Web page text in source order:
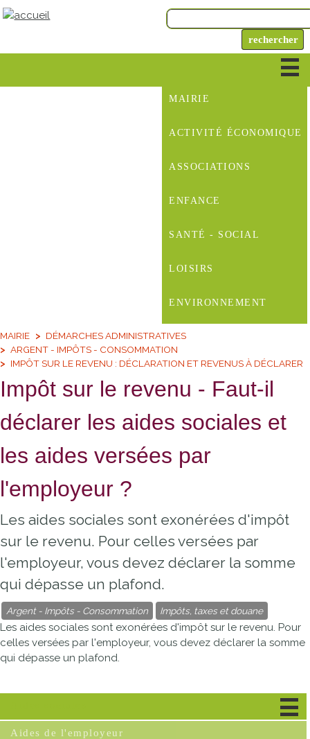
MAIRIE
ACTIVITÉ ÉCONOMIQUE
ASSOCIATIONS
ENFANCE
SANTÉ - SOCIAL
LOISIRS
ENVIRONNEMENT
MAIRIE
DÉMARCHES ADMINISTRATIVES
ARGENT - IMPÔTS - CONSOMMATION
IMPÔT SUR LE REVENU : DÉCLARATION ET REVENUS À DÉCLARER
Impôt sur le revenu - Faut-il
déclarer les aides sociales et
les aides versées par
l'employeur ?
Les aides sociales sont exonérées d'impôt
sur le revenu. Pour celles versées par
l'employeur, vous devez déclarer la somme
qui dépasse un plafond.
Argent - Impôts - Consommation Impôts, taxes et douane
Les aides sociales sont exonérées d'impôt sur le revenu. Pour
celles versées par l'employeur, vous devez déclarer la somme
qui dépasse un plafond.
Aides de l'employeur